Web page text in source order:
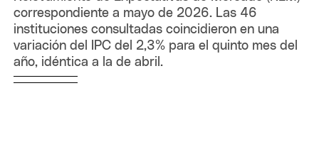
correspondiente a mayo de 2026. Las 46
instituciones consultadas coincidieron en una
variación del IPC del 2,3% para el quinto mes del
año, idéntica a la de abril.